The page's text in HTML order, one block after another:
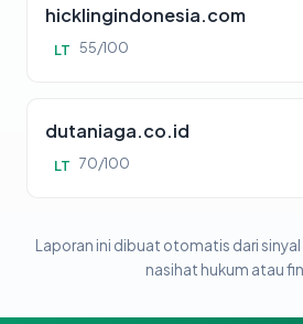
hicklingindonesia.com
LT 55/100
dutaniaga.co.id
LT 70/100
Laporan ini dibuat otomatis dari
nasihat hukum atau